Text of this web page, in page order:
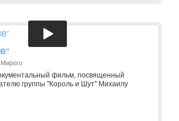
фильм, посвященный
группы "Король и Шут" Михаилу